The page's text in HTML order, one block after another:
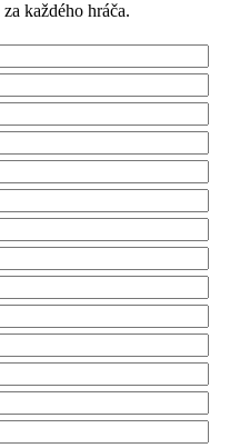
za každého hráča.